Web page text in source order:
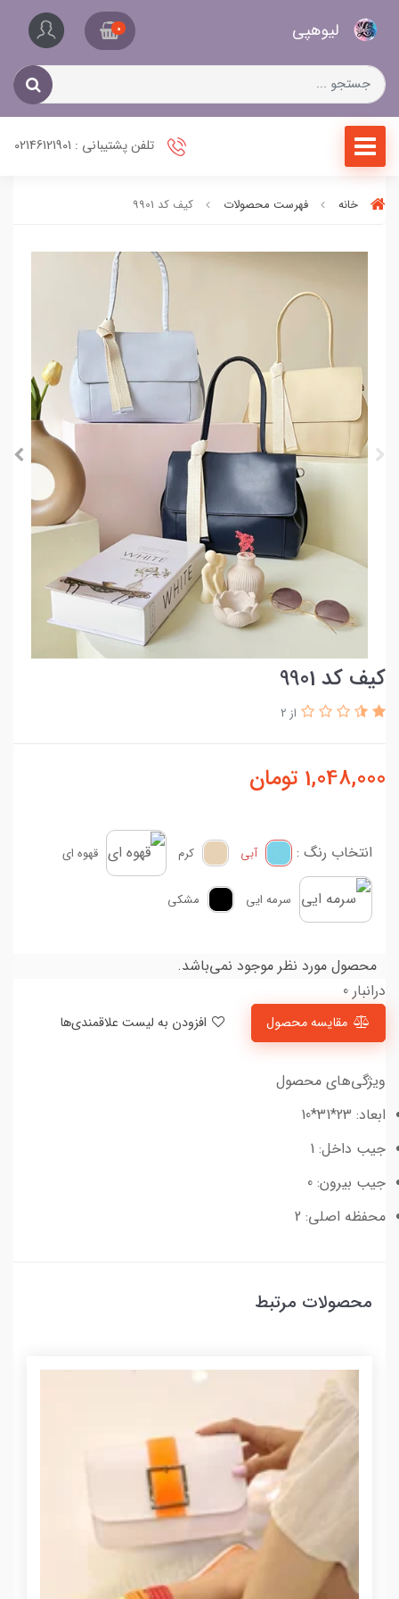
لیو‌هپی 0
تلفن پشتیبانی : 02146121901
خانه فهرست محصولات کیف کد 9901
کیف کد 9901
از 2
1,048,000 تومان
انتخاب رنگ : آبی کرم قهوه ای
سرمه ایی مشکی
محصول مورد نظر موجود نمی‌باشد.
درانبار 0
مقایسه محصول
ویژگی‌های محصول
ابعاد: 23*31*10
جیب داخل: 1
جیب بیرون: 0
محفظه اصلی: 2
محصولات مرتبط